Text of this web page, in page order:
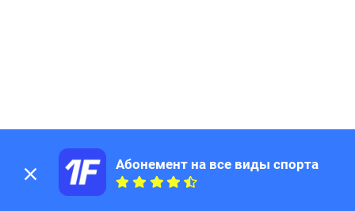
Абонемент на все виды спорта